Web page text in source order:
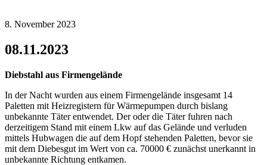
8. November 2023
08.11.2023
Diebstahl aus Firmengelände
In der Nacht wurden aus einem Firmengelände insgesamt 14
Paletten mit Heizregistern für Wärmepumpen durch bislang
unbekannte Täter entwendet. Der oder die Täter fuhren nach
derzeitigem Stand mit einem Lkw auf das Gelände und verluden
mittels Hubwagen die auf dem Hopf stehenden Paletten, bevor sie
mit dem Diebesgut im Wert von ca. 70000 € zunächst unerkannt in
unbekannte Richtung entkamen.